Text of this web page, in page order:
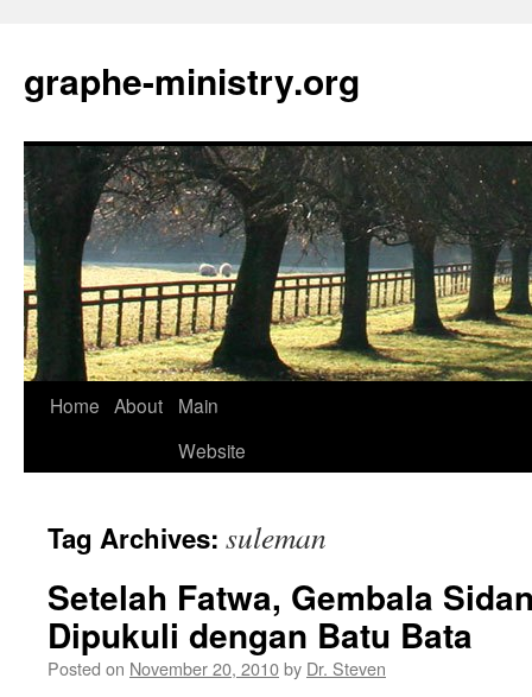
content
graphe-ministry.org
Home About
Main
Website
Tag Archives: suleman
Setelah Fatwa, Gembala
Dipukuli dengan Batu Bata
Posted on November 20, 2010by Dr. Steven